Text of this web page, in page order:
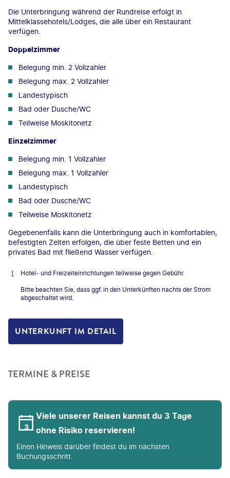
Die Unterbringung während der Rundreise erfolgt in
Mittelklassehotels/Lodges, die alle über ein Restaurant
verfügen.
Doppelzimmer
Belegung min. 2 Vollzahler
Belegung max. 2 Vollzahler
Landestypisch
Bad oder Dusche/WC
Teilweise Moskitonetz
Einzelzimmer
Belegung min. 1 Vollzahler
Belegung max. 1 Vollzahler
Landestypisch
Bad oder Dusche/WC
Teilweise Moskitonetz
Gegebenenfalls kann die Unterbringung auch in komfortablen,
befestigten Zelten erfolgen, die über feste Betten und ein
privates Bad mit fließend Wasser verfügen.
Hotel- und Freizeiteinrichtungen teilweise gegen Gebühr.
Bitte beachten Sie, dass ggf. in den Unterkünften nachts der Strom
abgeschaltet wird.
UNTERKUNFT IM DETAIL
TERMINE & PREISE
Viele unserer Reisen kannst du 3 Tage
ohne Risiko reservieren!
Einen Hinweis darüber findest du im nächsten
Buchungsschritt.